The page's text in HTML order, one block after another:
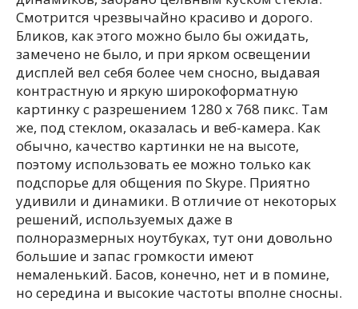
Смотрится чрезвычайно красиво и дорого.
Бликов, как этого можно было бы ожидать,
замечено не было, и при ярком освещении
дисплей вел себя более чем сносно, выдавая
контрастную и яркую широкоформатную
картинку с разрешением 1280 x 768 пикс. Там
же, под стеклом, оказалась и веб-камера. Как
обычно, качество картинки не на высоте,
поэтому использовать ее можно только как
подспорье для общения по Skype. Приятно
удивили и динамики. В отличие от некоторых
решений, используемых даже в
полноразмерных ноутбуках, тут они довольно
большие и запас громкости имеют
немаленький. Басов, конечно, нет и в помине,
но середина и высокие частоты вполне сносны.